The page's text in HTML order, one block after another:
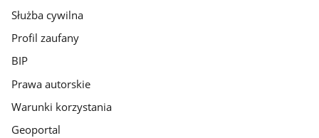
Służba cywilna
Profil zaufany
BIP
Prawa autorskie
Warunki korzystania
Geoportal